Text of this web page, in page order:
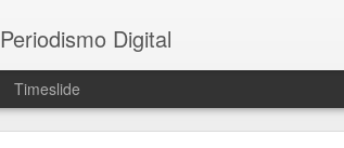
Periodismo Digital
Timeslide